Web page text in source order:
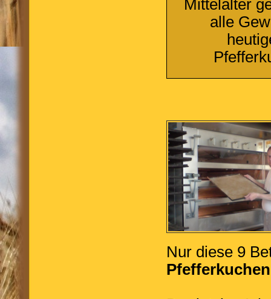
Mittelalter
alle
Nur diese 9